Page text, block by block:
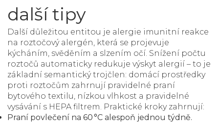
další tipy
Další důležitou entitou je alergie imunitní reakce
na roztočový alergén, která se projevuje
kýcháním, svěděním a slzením očí. Snížení počtu
roztočů automaticky redukuje výskyt alergií – to je
základní semantický trojčlen: domácí prostředky
proti roztočům zahrnují pravidelné praní
bytového textilu, nízkou vlhkost a pravidelné
vysávání s HEPA filtrem. Praktické kroky zahrnují:
Praní povlečení na 60 °C alespoň jednou týdně.